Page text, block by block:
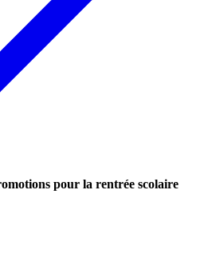
pour la rentrée scolaire